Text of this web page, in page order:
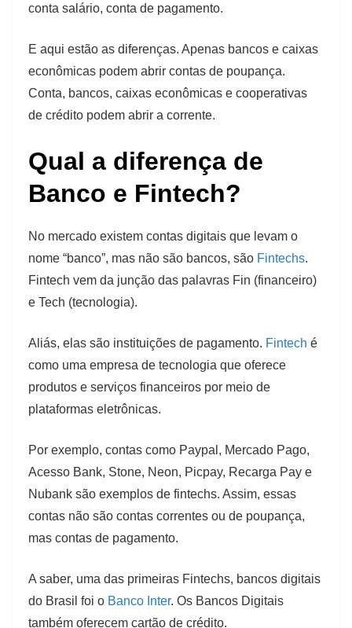
conta salário, conta de pagamento.
E aqui estão as diferenças. Apenas bancos e caixas
econômicas podem abrir contas de poupança.
Conta, bancos, caixas econômicas e cooperativas
de crédito podem abrir a corrente.
Qual a diferença de
Banco e Fintech?
No mercado existem contas digitais que levam o
nome “banco”, mas não são bancos, são Fintechs.
Fintech vem da junção das palavras Fin (financeiro)
e Tech (tecnologia).
Aliás, elas são instituições de pagamento. Fintech é
como uma empresa de tecnologia que oferece
produtos e serviços financeiros por meio de
plataformas eletrônicas.
Por exemplo, contas como Paypal, Mercado Pago,
Acesso Bank, Stone, Neon, Picpay, Recarga Pay e
Nubank são exemplos de fintechs. Assim, essas
contas não são contas correntes ou de poupança,
mas contas de pagamento.
A saber, uma das primeiras Fintechs, bancos digitais
do Brasil foi o Banco Inter. Os Bancos Digitais
também oferecem cartão de crédito.